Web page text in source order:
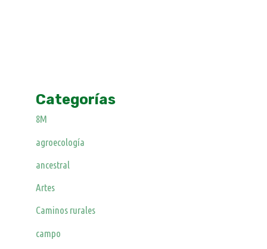
Categorías
8M
agroecología
ancestral
Artes
Caminos rurales
campo